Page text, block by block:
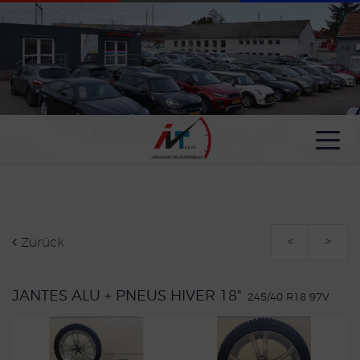
Zurück < >
JANTES ALU + PNEUS HIVER 18" 245/40 R18 97V
Cookie-Einstellungen